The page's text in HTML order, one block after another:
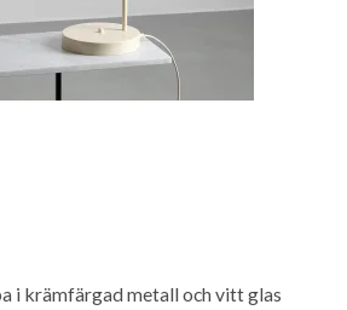
i krämfärgad metall och vitt glas